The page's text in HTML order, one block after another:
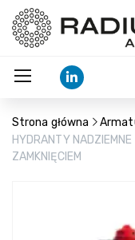
Strona główna
HYDRANTY
ZAMKNIĘCIEM